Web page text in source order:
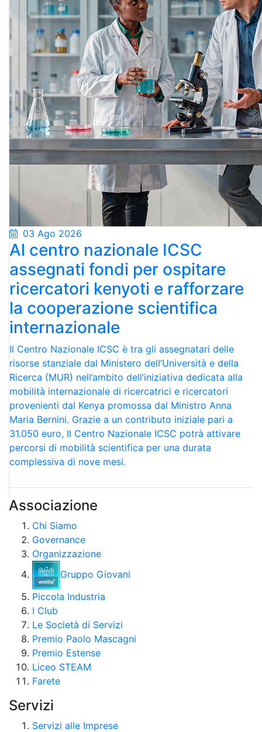
03 Ago 2026
Al centro nazionale ICSC
assegnati fondi per ospitare
ricercatori kenyoti e rafforzare
la cooperazione scientifica
internazionale
Il Centro Nazionale ICSC è tra gli assegnatari delle
risorse stanziale dal Ministero dell’Università e della
Ricerca (MUR) nell’ambito dell’iniziativa dedicata alla
mobilità internazionale di ricercatrici e ricercatori
provenienti dal Kenya promossa dal Ministro Anna
Maria Bernini. Grazie a un contributo iniziale pari a
31.050 euro, Il Centro Nazionale ICSC potrà attivare
percorsi di mobilità scientifica per una durata
complessiva di nove mesi.
Associazione
Chi Siamo
Governance
Organizzazione
Gruppo Giovani
Piccola Industria
I Club
Le Società di Servizi
Premio Paolo Mascagni
Premio Estense
Liceo STEAM
Farete
Servizi
Servizi alle Imprese